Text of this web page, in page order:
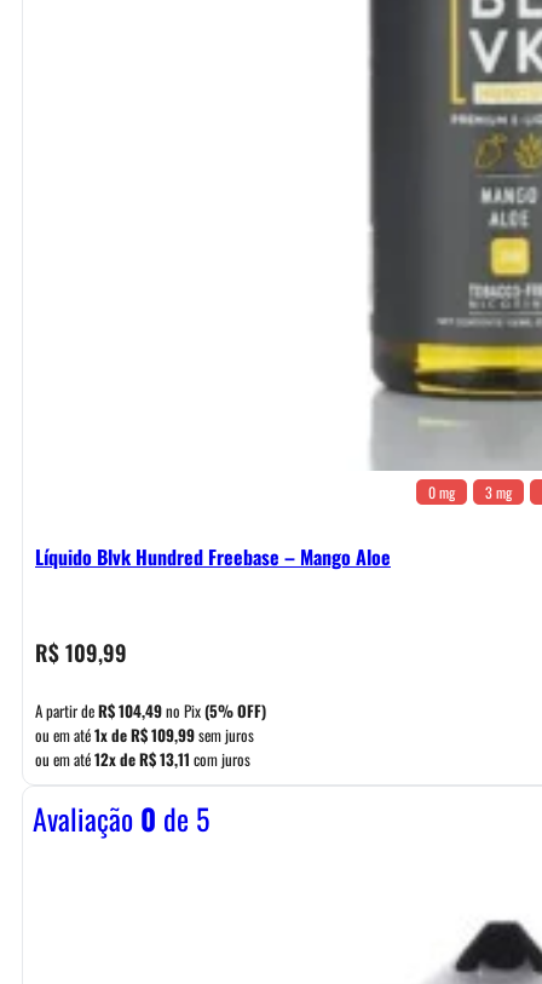
0 mg 3 mg
Líquido Blvk Hundred Freebase – Mango Aloe
R$109,99
A partir deR$104,49no Pix(5% OFF)
ou em até1x deR$109,99sem juros
ou em até12x deR$13,11 com juros
Avaliação0 de 5